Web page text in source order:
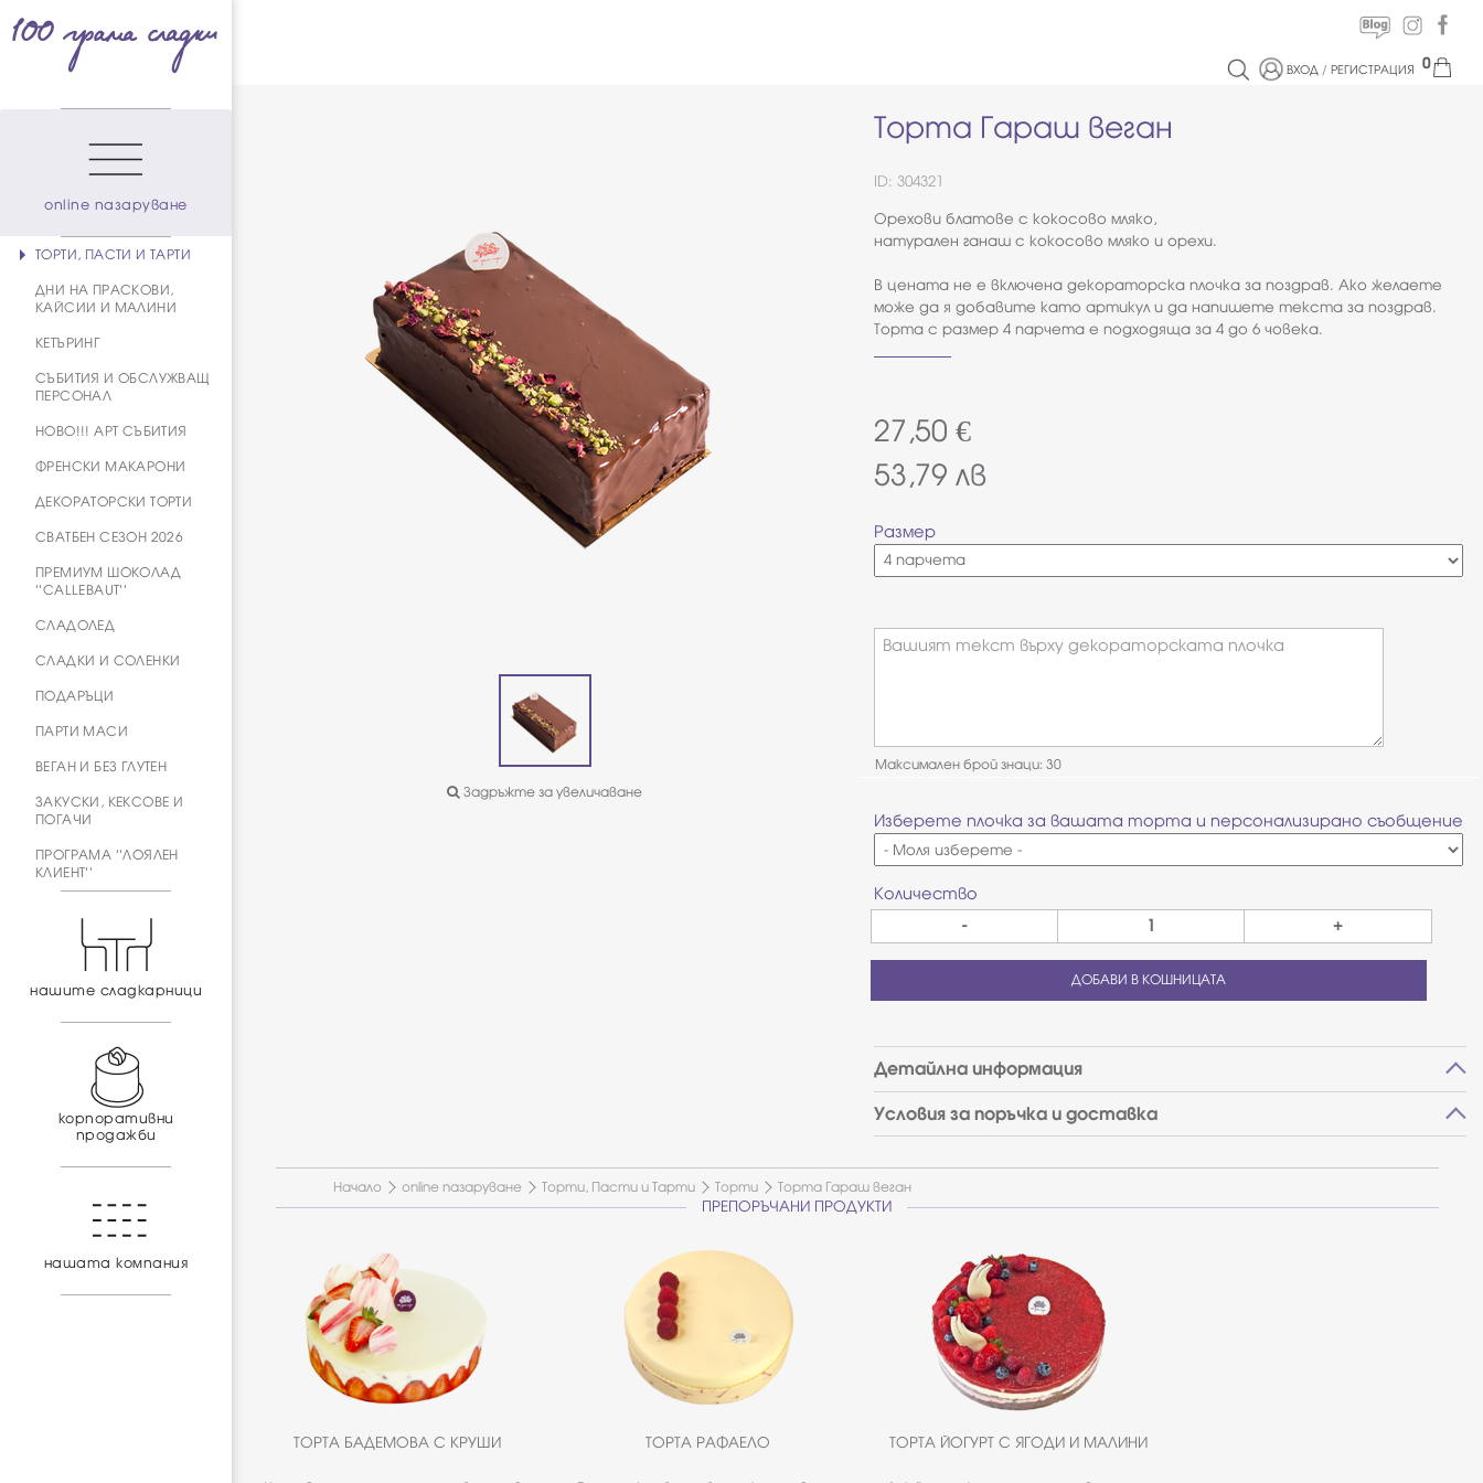
online пазаруване
ТОРТИ, ПАСТИ И ТАРТИ
ДНИ НА ПРАСКОВИ,
КАЙСИИ И МАЛИНИ
КЕТЪРИНГ
СЪБИТИЯ И ОБСЛУЖВАЩ
ПЕРСОНАЛ
НОВО!!! АРТ СЪБИТИЯ
ФРЕНСКИ МАКАРОНИ
ДЕКОРАТОРСКИ ТОРТИ
СВАТБЕН СЕЗОН 2026
ПРЕМИУМ ШОКОЛАД
''CALLEBAUT''
СЛАДОЛЕД
СЛАДКИ И СОЛЕНКИ
ПОДАРЪЦИ
ПАРТИ МАСИ
ВЕГАН И БЕЗ ГЛУТЕН
ЗАКУСКИ, КЕКСОВЕ И
ПОГАЧИ
ПРОГРАМА ''ЛОЯЛЕН
КЛИЕНТ''
нашите сладкарници
корпоративни
продажби
нашата компания
ВХОД /РЕГИСТРАЦИЯ 0
Задръжте за увеличаване
Торта Гараш веган
ID: 304321
Орехови блатове с кокосово мляко,
натурален ганаш с кокосово мляко и орехи.
В цената не е включена декораторска плочка за поздрав. Ако желаете
може да я добавите като артикул и да напишете текста за поздрав.
Торта с размер 4 парчета е подходяща за 4 до 6 човека.
27,50 €
53,79 лв
Размер
Вашият текст върху декораторската плочка
Максимален брой знаци: 30
Изберете плочка за вашата торта и персонализирано съобщение
Количество
- +
ДОБАВИ В КОШНИЦАТА
Детайлна информация
Условия за поръчка и доставка
Начало online пазаруване Торти, Пасти и Тарти Торти Торта Гараш веган
ПРЕПОРЪЧАНИ ПРОДУКТИ
ТОРТА БАДЕМОВА С КРУШИ ТОРТА РАФАЕЛО ТОРТА ЙОГУРТ С ЯГОДИ И МАЛИНИ